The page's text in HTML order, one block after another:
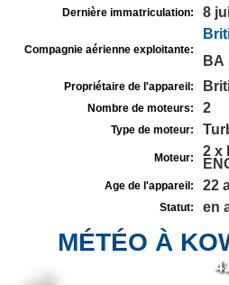
Dernière immatriculation: 8
Compagnie aérienne exploitante:
BA
Propriétaire de l'appareil:
Nombre de moteurs: 2
Type de moteur:
Moteur:
2 x
Age de l'appareil: 22
Statut: en
MÉTÉO À